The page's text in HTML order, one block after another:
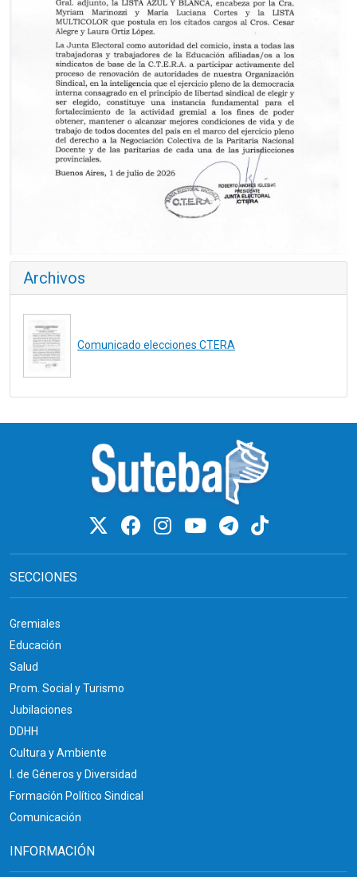
Archivos
Comunicado elecciones CTERA
SECCIONES
Gremiales
Educación
Salud
Prom. Social y Turismo
Jubilaciones
DDHH
Cultura y Ambiente
I. de Géneros y Diversidad
Formación Político Sindical
Comunicación
INFORMACIÓN